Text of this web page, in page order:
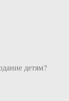
детям?